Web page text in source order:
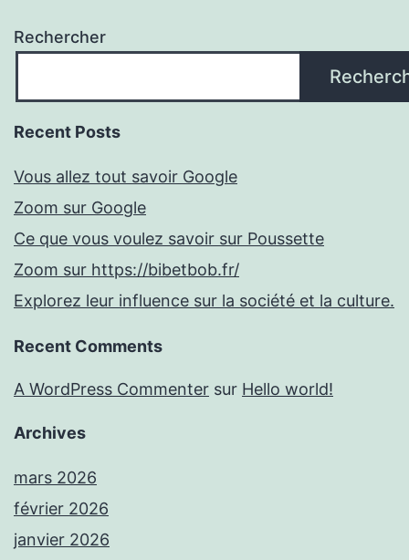
Rechercher
Recent Posts
Vous allez tout savoir Google
Zoom sur Google
Ce que vous voulez savoir sur Poussette
Zoom sur https://bibetbob.fr/
Explorez leur influence sur la société et la culture.
Recent Comments
A WordPress Commenter sur Hello world!
Archives
mars 2026
février 2026
janvier 2026